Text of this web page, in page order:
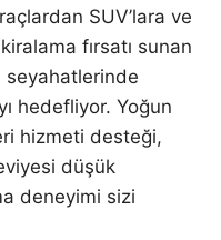
SUV’lara ve
fırsatı sunan
seyahatlerinde
hedefliyor. Yoğun
hizmeti desteği,
düşük
deneyimi sizi